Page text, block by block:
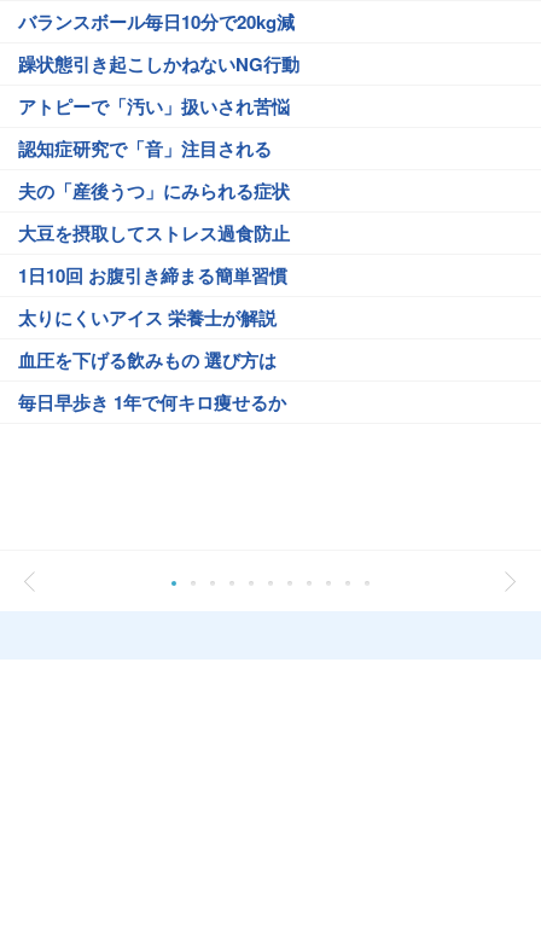
バランスボール毎日10分で20kg減
躁状態引き起こしかねないNG行動
アトピーで「汚い」扱いされ苦悩
認知症研究で「音」注目される
夫の「産後うつ」にみられる症状
大豆を摂取してストレス過食防止
1日10回 お腹引き締まる簡単習慣
太りにくいアイス 栄養士が解説
血圧を下げる飲みもの 選び方は
毎日早歩き 1年で何キロ痩せるか